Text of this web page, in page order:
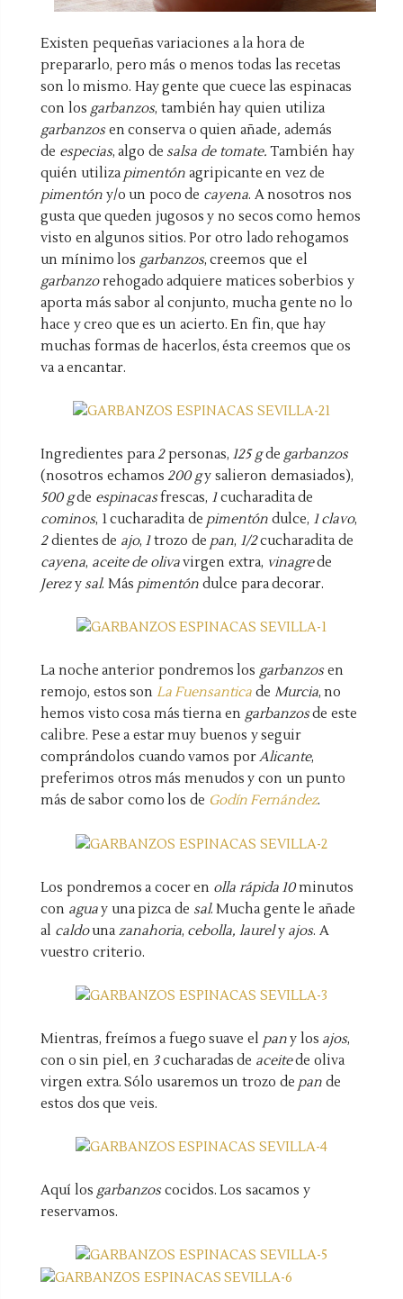
Existen pequeñas variaciones a la hora de
prepararlo, pero más o menos todas las recetas
son lo mismo. Hay gente que cuece las espinacas
con los garbanzos, también hay quien utiliza
garbanzosen conserva o quien añade, además
de especias, algo de salsa de tomate.También hay
quién utiliza pimentón agripicante en vez de
pimentón y/o un poco de cayena. A nosotros nos
gusta que queden jugosos y no secos como hemos
visto en algunos sitios. Por otro lado rehogamos
un mínimo los garbanzos, creemos que el
garbanzorehogado adquiere matices soberbios y
aporta más sabor al conjunto, mucha gente no lo
hace y creo que es un acierto. En fin, que hay
muchas formas de hacerlos, ésta creemos que os
va a encantar.
Ingredientes para2personas, 125 gde garbanzos
(nosotros echamos200 gy salieron demasiados),
500 gde espinacasfrescas, 1cucharadita de
cominos, 1 cucharadita de pimentóndulce, 1 clavo,
2dientes de ajo, 1trozo de pan, 1/2cucharadita de
cayena, aceite de olivavirgen extra, vinagrede
Jerezy sal. Más pimentóndulce para decorar.
La noche anterior pondremos los garbanzosen
remojo, estos son La Fuensantica de Murcia, no
hemos visto cosa más tierna en garbanzosde este
calibre. Pese a estar muy buenos y seguir
comprándolos cuando vamos porAlicante,
preferimos otros más menudos y con un punto
más de sabor como los de Godín Fernández.
Los pondremos a cocer en olla rápida 10minutos
con aguay una pizca de sal. Mucha gente le añade
al caldouna zanahoria, cebolla, laurelyajos. A
vuestro criterio.
Mientras, freímos a fuego suave el pany los ajos,
con o sin piel, en 3cucharadas de aceitede oliva
virgen extra. Sólo usaremos un trozo de pan de
estos dos que veis.
Aquí los garbanzoscocidos. Los sacamos y
reservamos.